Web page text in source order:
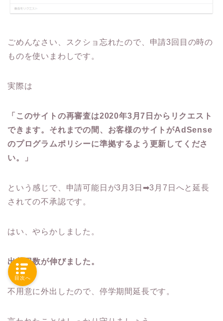
ごめんなさい、スクショ忘れたので、申請3回目の時の
ものを使いまわしです。
実際は
「このサイトの再審査は2020年3月7日からリクエスト
できます。それまでの間、お客様のサイトがAdSense
のプログラムポリシーに準拠するよう更新してくださ
い。」
という感じで、申請可能日が3月3日➡3月7日へと延長
されての不承認です。
はい、やらかしました。
出禁日数が伸びました。
不用意に外出したので、停学期間延長です。
目次へ